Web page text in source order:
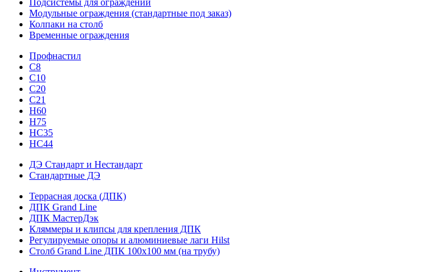
Подсистемы для ограждений
Модульные ограждения (стандартные под заказ)
Колпаки на столб
Временные ограждения
Профнастил
С8
С10
С20
С21
H60
H75
HС35
НС44
ДЭ Стандарт и Нестандарт
Стандартные ДЭ
Террасная доска (ДПК)
ДПК Grand Line
ДПК МастерДэк
Кляммеры и клипсы для крепления ДПК
Регулируемые опоры и алюминиевые лаги Hilst
Столб Grand Line ДПК 100х100 мм (на трубу)